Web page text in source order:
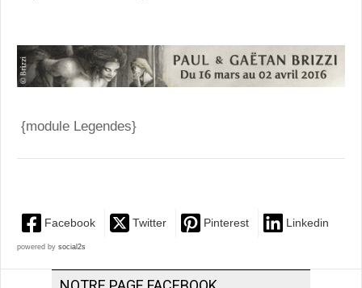
{module Legendes}
Facebook Twitter Pinterest Linkedin
powered by social2s